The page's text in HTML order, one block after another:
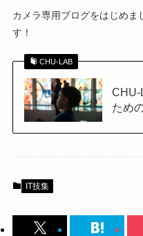
カメラ専用ブログをはじめま
す！
CHU-LAB
CHU-
ため
IT技集